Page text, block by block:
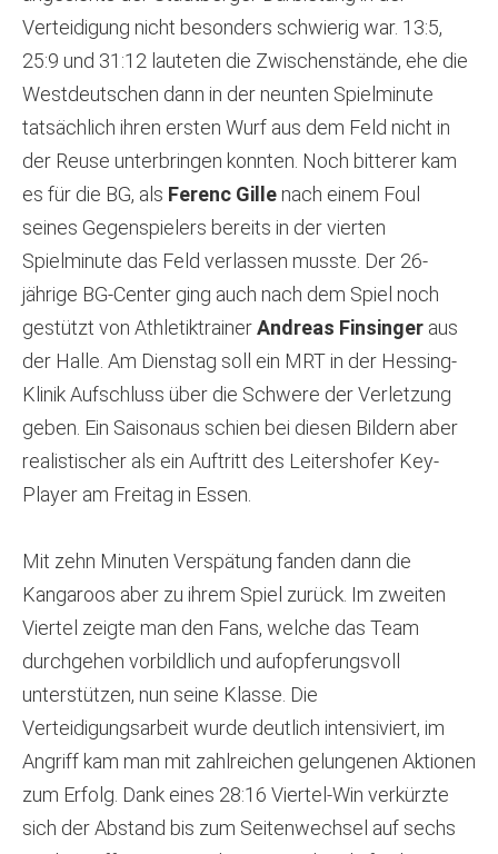
Verteidigung nicht besonders schwierig war. 13:5,
25:9 und 31:12 lauteten die Zwischenstände, ehe die
Westdeutschen dann in der neunten Spielminute
tatsächlich ihren ersten Wurf aus dem Feld nicht in
der Reuse unterbringen konnten. Noch bitterer kam
es für die BG, als Ferenc Gille nach einem Foul
seines Gegenspielers bereits in der vierten
Spielminute das Feld verlassen musste. Der 26-
jährige BG-Center ging auch nach dem Spiel noch
gestützt von AthletiktrainerAndreas Finsinger aus
der Halle. Am Dienstag soll ein MRT in der Hessing-
Klinik Aufschluss über die Schwere der Verletzung
geben. Ein Saisonaus schien bei diesen Bildern aber
realistischer als ein Auftritt des Leitershofer Key-
Player am Freitag in Essen.
Mit zehn Minuten Verspätung fanden dann die
Kangaroos aber zu ihrem Spiel zurück. Im zweiten
Viertel zeigte man den Fans, welche das Team
durchgehen vorbildlich und aufopferungsvoll
unterstützen, nun seine Klasse. Die
Verteidigungsarbeit wurde deutlich intensiviert, im
Angriff kam man mit zahlreichen gelungenen Aktionen
zum Erfolg. Dank eines 28:16 Viertel-Win verkürzte
sich der Abstand bis zum Seitenwechsel auf sechs